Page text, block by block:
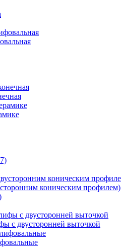
коническим профилем)
с двусторонней выточкой